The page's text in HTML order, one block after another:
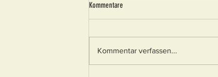
Kommentare
Kommentar verfassen...